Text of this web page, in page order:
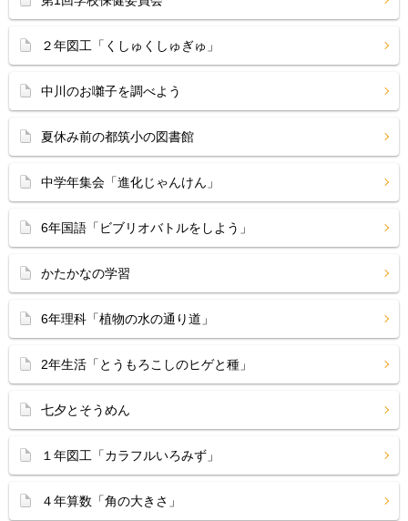
２年図工「くしゅくしゅぎゅ」
中川のお囃子を調べよう
夏休み前の都筑小の図書館
中学年集会「進化じゃんけん」
6年国語「ビブリオバトルをしよう」
かたかなの学習
6年理科「植物の水の通り道」
2年生活「とうもろこしのヒゲと種」
七夕とそうめん
１年図工「カラフルいろみず」
４年算数「角の大きさ」